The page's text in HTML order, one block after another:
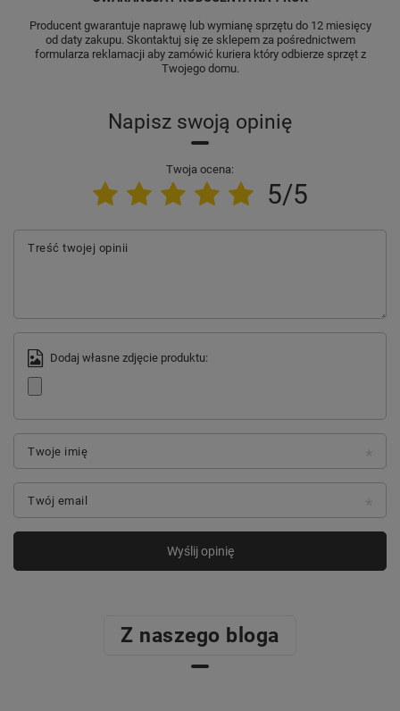
Producent gwarantuje naprawę lub wymianę sprzętu do 12 miesięcy
od daty zakupu. Skontaktuj się ze sklepem za pośrednictwem
formularza reklamacji aby zamówić kuriera który odbierze sprzęt z
Twojego domu.
Napisz swoją opinię
Twoja ocena:
5/5
Treść twojej opinii
Dodaj własne zdjęcie produktu:
Twoje imię
Twój email
Wyślij opinię
Z naszego bloga